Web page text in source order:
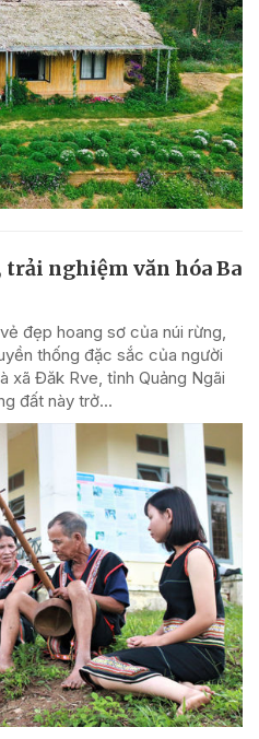
nghiệm văn hóa Ba
đẹp hoang sơ của núi rừng,
thống đặc sắc của người
xã Đăk Rve, tỉnh Quảng Ngãi
đất này trở...